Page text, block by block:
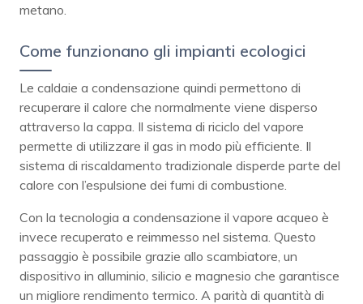
metano.
Come funzionano gli impianti ecologici
Le caldaie a condensazione quindi permettono di
recuperare il calore che normalmente viene disperso
attraverso la cappa. Il sistema di riciclo del vapore
permette di utilizzare il gas in modo più efficiente. Il
sistema di riscaldamento tradizionale disperde parte del
calore con l’espulsione dei fumi di combustione.
Con la tecnologia a condensazione il vapore acqueo è
invece recuperato e reimmesso nel sistema. Questo
passaggio è possibile grazie allo scambiatore, un
dispositivo in alluminio, silicio e magnesio che garantisce
un migliore rendimento termico. A parità di quantità di